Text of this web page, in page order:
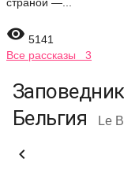
 5141
Все рассказы 3
Бельгия
Le
